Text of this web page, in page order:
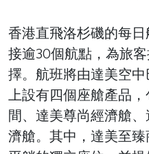
香港直飛洛杉磯的每
接逾30個航點，為旅
擇。航班將由達美空
上設有四個座艙產品
間、達美尊尚經濟艙
濟艙。其中，達美至